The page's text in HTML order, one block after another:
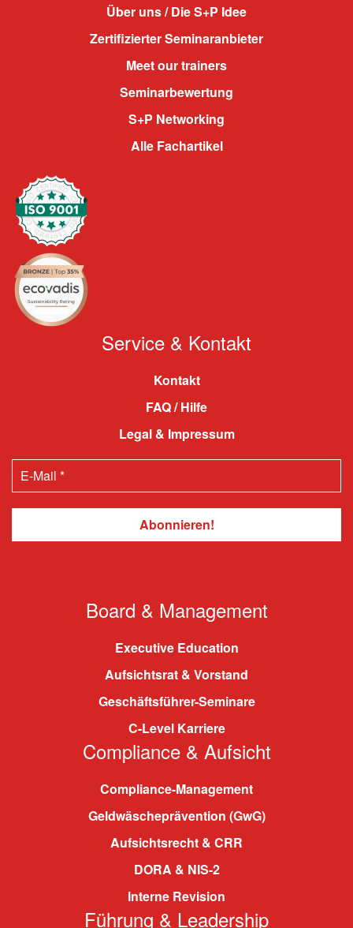
Über uns / Die S+P Idee
Zertifizierter Seminaranbieter
Meet our trainers
Seminarbewertung
S+P Networking
Alle Fachartikel
Service & Kontakt
Kontakt
FAQ / Hilfe
Legal & Impressum
Board & Management
Executive Education
Aufsichtsrat & Vorstand
Geschäftsführer-Seminare
C-Level Karriere
Compliance & Aufsicht
Compliance-Management
Geldwäscheprävention (GwG)
Aufsichtsrecht & CRR
DORA & NIS-2
Interne Revision
Führung & Leadership